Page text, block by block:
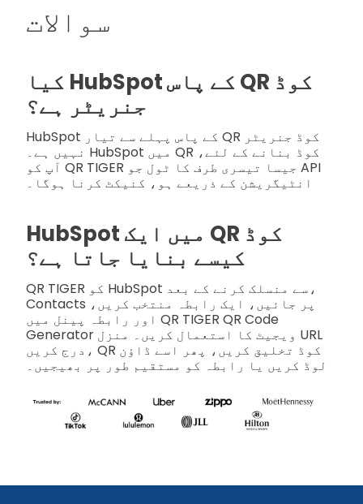
سوالات
کیا HubSpot کے پاس QR کوڈ
جنریٹر ہے؟
HubSpot کے پاس پہلے سے تیار QR کوڈ جنریٹر
نہیں ہے۔ HubSpot میں QR کوڈ بنانے کے لئے،
آپ کو QR TIGER جیسا تیسری طرف کا ٹول جو API
انٹیگریشن کے ذریعے ہو، کنیکٹ کرنا ہوگا۔
HubSpot میں ایک QR کوڈ
کیسے بنایا جاتا ہے؟
QR TIGER کو HubSpot سے منسلک کرنے کے بعد،
Contacts پر جائیں، ایک رابطہ منتخب کریں،
اور رابطہ پینل میں QR TIGER QR Code
Generator ویجیٹ کا استعمال کریں۔ منزل URL
درج کریں، QR کوڈ تخلیق کریں، پھر اسے ڈاؤن
لوڈ کریں یا رابطہ کو مستقیم طور پر بھیجیں۔